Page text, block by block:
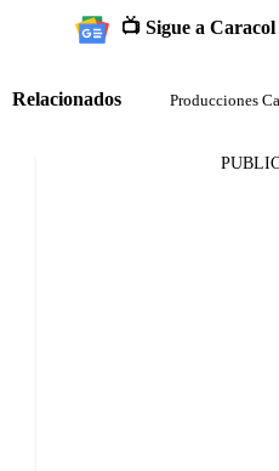
📺 Sigue a
Relacionados Producciones